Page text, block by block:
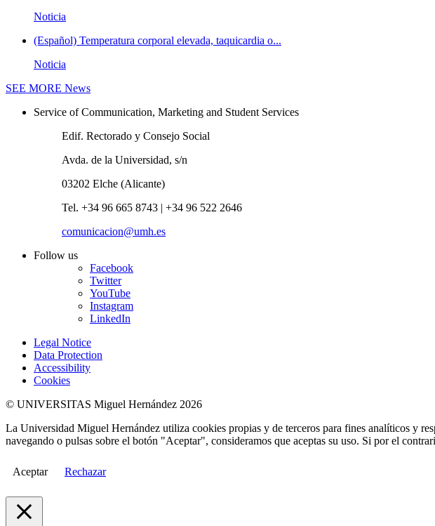
Noticia
(Español) Temperatura corporal elevada, taquicardia o...
Noticia
SEE MORE News
Service of Communication, Marketing and Student Services
Edif. Rectorado y Consejo Social
Avda. de la Universidad, s/n
03202 Elche (Alicante)
Tel. +34 96 665 8743 | +34 96 522 2646
comunicacion@umh.es
Follow us
Facebook
Twitter
YouTube
Instagram
LinkedIn
Legal Notice
Data Protection
Accessibility
Cookies
© UNIVERSITAS Miguel Hernández 2026
La Universidad Miguel Hernández utiliza cookies propias y de terceros para fines analíticos y
navegando o pulsas sobre el botón "Aceptar", consideramos que aceptas su uso. Si por el
Aceptar Rechazar